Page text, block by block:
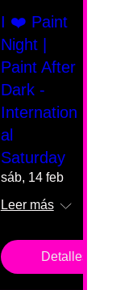
I ❤️ Paint
Night |
Paint After
Dark -
Internation
al
Saturday
sáb, 14 feb
Leer más
Detalles